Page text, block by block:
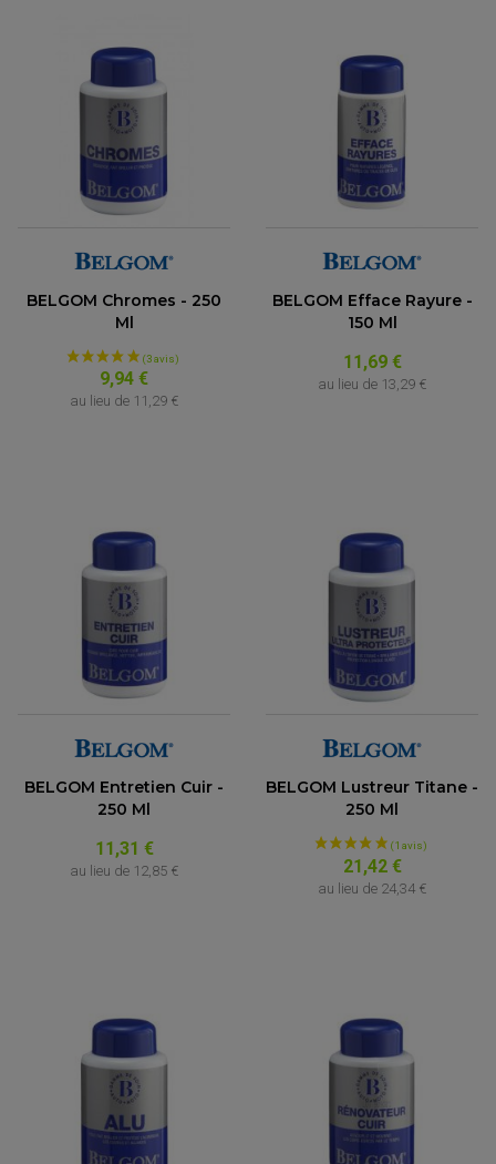
BELGOM Chromes - 250
Ml
9,94 €
au lieu de 11,29 €
BELGOM Efface Rayure -
150 Ml
11,69 €
au lieu de 13,29 €
BELGOM Entretien Cuir -
250 Ml
11,31 €
au lieu de 12,85 €
BELGOM Lustreur Titane -
250 Ml
21,42 €
au lieu de 24,34 €